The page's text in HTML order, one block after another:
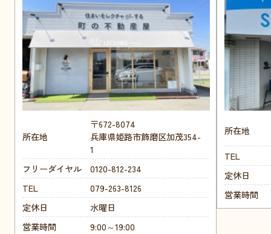
所在地
〒672-8074
兵庫県姫路市飾磨区加茂354-
1
フリーダイヤル
0120-812-234
TEL
079-263-8126
定休日
水曜日
営業時間
9:00～19:00
所在地
TEL
定休日
営業時間